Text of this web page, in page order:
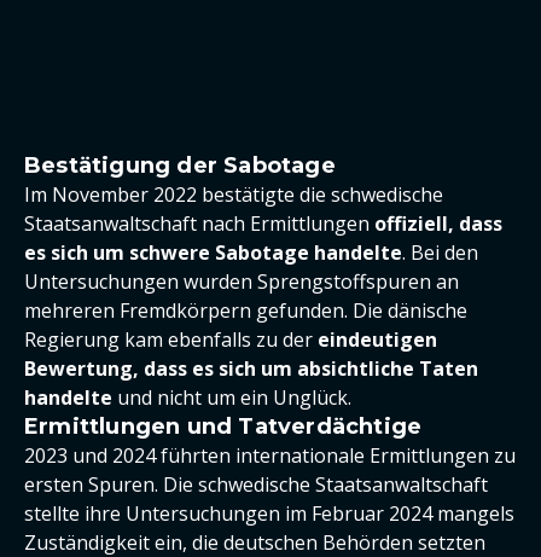
Bestätigung der Sabotage
Im November 2022 bestätigte die schwedische
Staatsanwaltschaft nach Ermittlungen offiziell, dass
es sich um schwere Sabotage handelte. Bei den
Untersuchungen wurden Sprengstoffspuren an
mehreren Fremdkörpern gefunden. Die dänische
Regierung kam ebenfalls zu der eindeutigen
Bewertung, dass es sich um absichtliche Taten
handelte und nicht um ein Unglück.
Ermittlungen und Tatverdächtige
2023 und 2024 führten internationale Ermittlungen zu
ersten Spuren. Die schwedische Staatsanwaltschaft
stellte ihre Untersuchungen im Februar 2024 mangels
Zuständigkeit ein, die deutschen Behörden setzten